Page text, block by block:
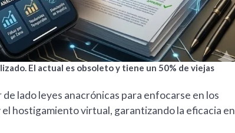
El actual es obsoleto y tiene un 50% de viejas
de lado leyes anacrónicas para enfocarse en los
hostigamiento virtual, garantizando la eficacia en